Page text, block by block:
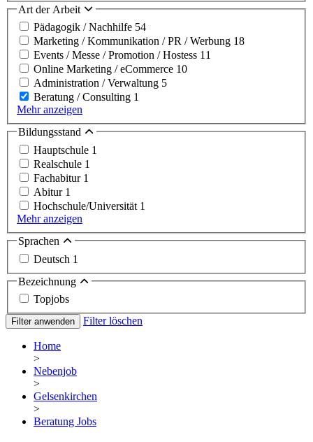
Art der Arbeit
Pädagogik / Nachhilfe 54
Marketing / Kommunikation / PR / Werbung 18
Events / Messe / Promotion / Hostess 11
Online Marketing / eCommerce 10
Administration / Verwaltung 5
Beratung / Consulting 1
Mehr anzeigen
Bildungsstand
Hauptschule 1
Realschule 1
Fachabitur 1
Abitur 1
Hochschule/Universität 1
Mehr anzeigen
Sprachen
Deutsch 1
Bezeichnung
Topjobs
Filter anwenden Filter löschen
Home
>
Nebenjob
>
Gelsenkirchen
>
Beratung Jobs